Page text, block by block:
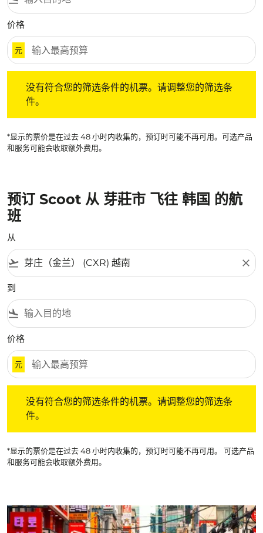
价格
元
没有符合您的筛选条件的机票。请调整您的筛选条
件。
*显示的票价是在过去 48 小时内收集的，预订时可能不再可用。可选产品
和服务可能会收取额外费用。
预订 Scoot 从 芽莊市 飞往 韩国 的航
班
从
flight_takeoff close
到
flight_land
价格
元
没有符合您的筛选条件的机票。请调整您的筛选条
件。
*显示的票价是在过去 48 小时内收集的，预订时可能不再可用。 可选产品
和服务可能会收取额外费用。